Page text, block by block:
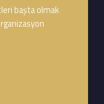
başta olmak